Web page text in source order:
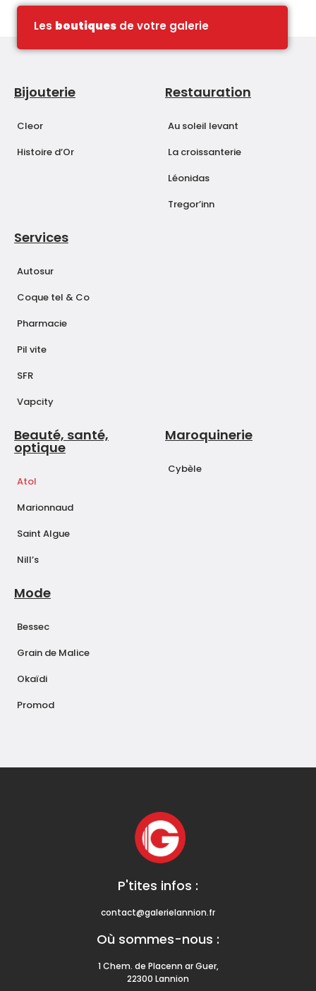
Les boutiques de votre galerie
Bijouterie
Cleor
Histoire d’Or
Restauration
Au soleil levant
La croissanterie
Léonidas
Tregor’inn
Services
Autosur
Coque tel & Co
Pharmacie
Pil vite
SFR
Vapcity
Beauté, santé,
optique
Atol
Marionnaud
Saint Algue
Nill’s
Maroquinerie
Cybèle
Mode
Bessec
Grain de Malice
Okaïdi
Promod
P'tites infos :
contact@galerielannion.fr
Où sommes-nous :
1 Chem. de Placenn ar Guer,
22300 Lannion